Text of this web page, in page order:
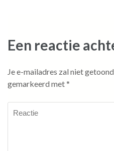
Een reactie
Je e-mailadres zal niet
gemarkeerd met*